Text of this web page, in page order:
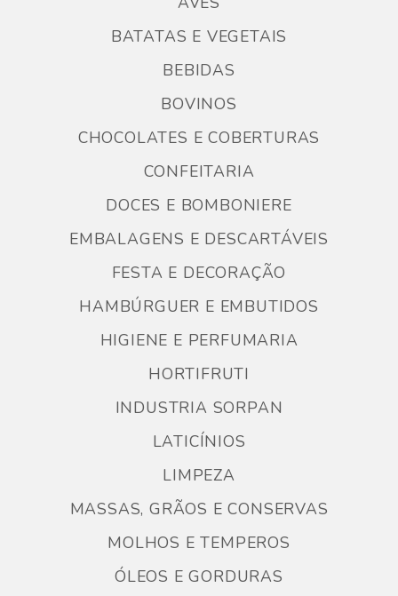
BATATAS E VEGETAIS
BEBIDAS
BOVINOS
CHOCOLATES E COBERTURAS
CONFEITARIA
DOCES E BOMBONIERE
EMBALAGENS E DESCARTÁVEIS
FESTA E DECORAÇÃO
HAMBÚRGUER E EMBUTIDOS
HIGIENE E PERFUMARIA
HORTIFRUTI
INDUSTRIA SORPAN
LATICÍNIOS
LIMPEZA
MASSAS, GRÃOS E CONSERVAS
MOLHOS E TEMPEROS
ÓLEOS E GORDURAS